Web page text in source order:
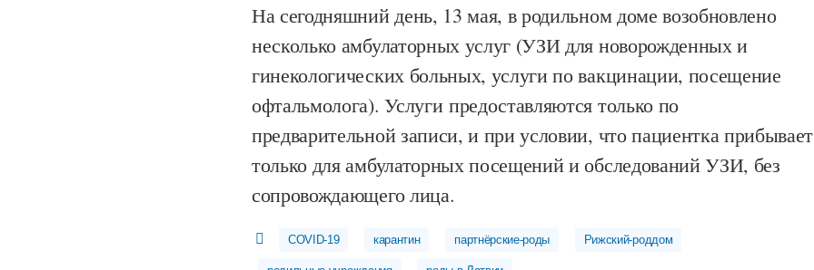
На сегодняшний день, 13 мая, в родильном доме возобновлено
несколько амбулаторных услуг (УЗИ для новорожденных и
гинекологических больных, услуги по вакцинации, посещение
офтальмолога). Услуги предоставляются только по
предварительной записи, и при условии, что пациентка прибывает
только для амбулаторных посещений и обследований УЗИ, без
сопровождающего лица.
COVID-19 карантин партнёрские-роды Рижский-роддом